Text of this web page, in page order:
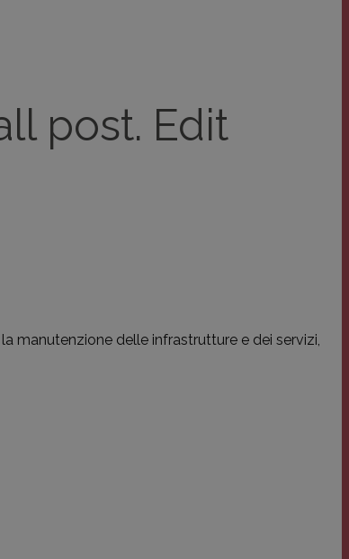
post. Edit
manutenzione delle infrastrutture e dei servizi,